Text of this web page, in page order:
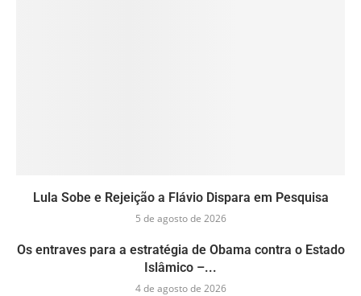
Lula Sobe e Rejeição a Flávio Dispara em Pesquisa
5 de agosto de 2026
Os entraves para a estratégia de Obama contra o Estado
Islâmico –...
4 de agosto de 2026